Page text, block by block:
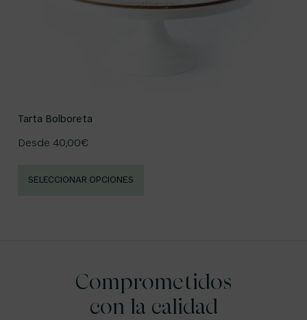
Tarta Bolboreta
Desde 40,00€
SELECCIONAR OPCIONES
Comprometidos
con la calidad